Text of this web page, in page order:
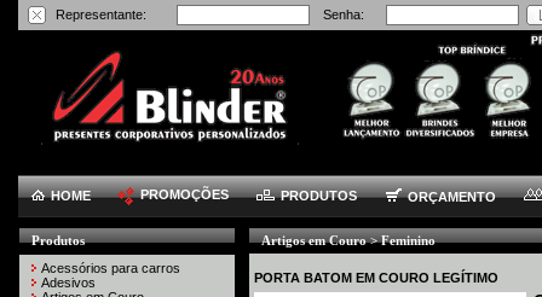
Representante: Senha:
HOME PROMOÇÕES PRODUTOS ORÇAMENTO
Produtos
Acessórios para carros
Adesivos
Artigos em Couro > Feminino
PORTA BATOM EM COURO LEGÍTIMO